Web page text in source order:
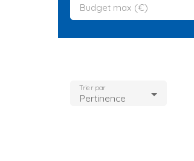
ESTIMATION VENDRE LA TEAM
Budget max (€)
Pertinence
Trier par